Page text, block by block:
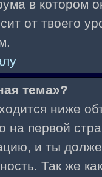
в котором
от твоего
тема»?
ниже
на первой
и ты
Так же